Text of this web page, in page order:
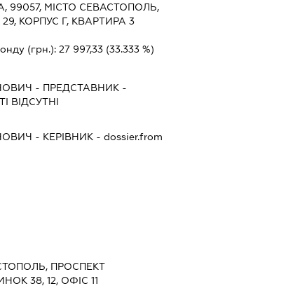
99057, МІСТО СЕВАСТОПОЛЬ,
КОРПУС Г, КВАРТИРА 3
(грн.):27 997,33 (33.333 %)
- ПРЕДСТАВНИК -
ВІДСУТНІ
- КЕРІВНИК - dossier.from
ПРОСПЕКТ
38, 12, ОФІС 11